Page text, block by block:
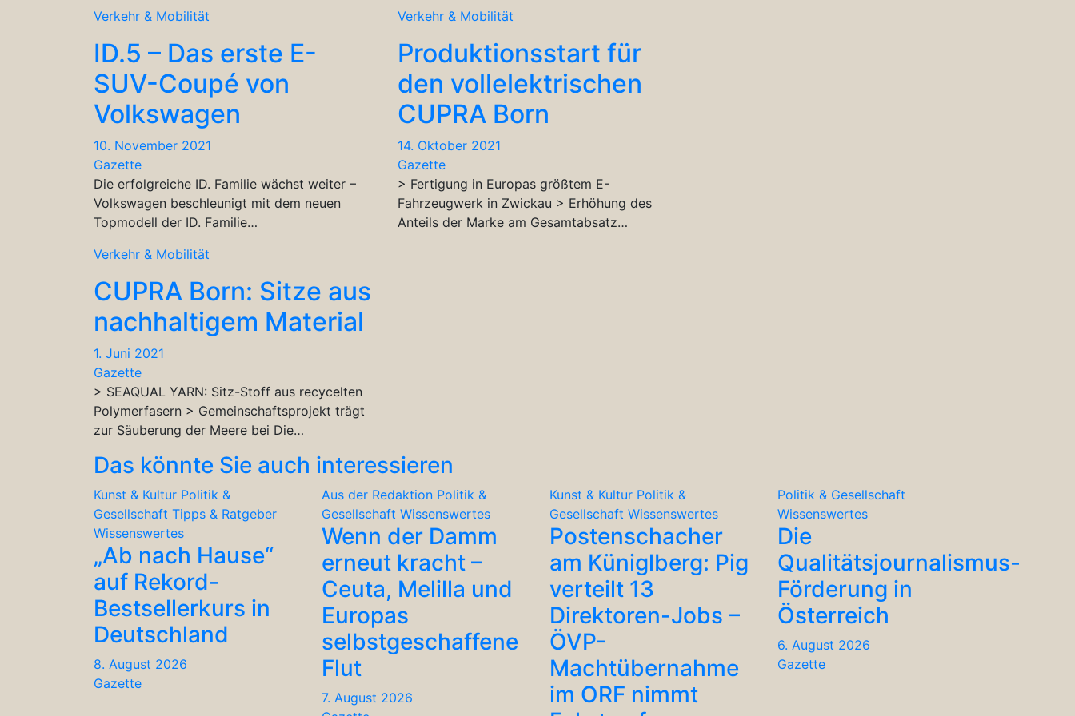
Verkehr & Mobilität
ID.5 – Das erste E-
SUV-Coupé von
Volkswagen
10. November 2021
Gazette
Die erfolgreiche ID. Familie wächst weiter –
Volkswagen beschleunigt mit dem neuen
Topmodell der ID. Familie…
Verkehr & Mobilität
Produktionsstart für
den vollelektrischen
CUPRA Born
14. Oktober 2021
Gazette
> Fertigung in Europas größtem E-
Fahrzeugwerk in Zwickau > Erhöhung des
Anteils der Marke am Gesamtabsatz…
Verkehr & Mobilität
CUPRA Born: Sitze aus
nachhaltigem Material
1. Juni 2021
Gazette
> SEAQUAL YARN: Sitz-Stoff aus recycelten
Polymerfasern > Gemeinschaftsprojekt trägt
zur Säuberung der Meere bei Die…
Das könnte Sie auch interessieren
Kunst & Kultur Politik &
Gesellschaft Tipps & Ratgeber
Wissenswertes
„Ab nach Hause“
auf Rekord-
Bestsellerkurs in
Deutschland
8. August 2026
Gazette
Aus der Redaktion Politik &
Gesellschaft Wissenswertes
Wenn der Damm
erneut kracht –
Ceuta, Melilla und
Europas
selbstgeschaffene
Flut
7. August 2026
Kunst & Kultur Politik &
Gesellschaft Wissenswertes
Postenschacher
am Küniglberg: Pig
verteilt 13
Direktoren-Jobs –
ÖVP-
Machtübernahme
im ORF nimmt
Politik & Gesellschaft
Wissenswertes
Die
Qualitätsjournalismus-
Förderung in
Österreich
6. August 2026
Gazette